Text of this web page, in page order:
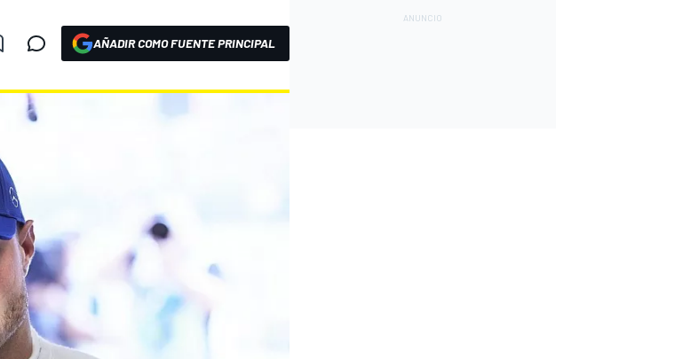
AÑADIR COMO FUENTE PRINCIPAL